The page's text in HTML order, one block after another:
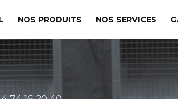
NOS PRODUITS NOS SERVICES